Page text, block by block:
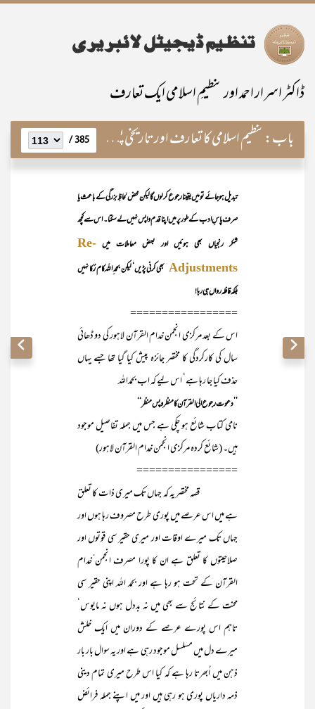
ڈاکٹر اسرار احمد اور تنظیمِ اسلامی ایک تعارف
باب:تنظیم اسلامی کا تعارف اور تاریخی پس منظر 385 /
تبدیل ہو جائے تو میں یقینا رجوع کر لوں گا لیکن محض لحاظِ بزرگی کے باعث یا
صرف پاسِ ادب کے طور پر میں اپنا قدم واپس نہیں لے سکتا۔ اس سے کچھ
شکر رنجیاں بھی ہوئیں اور بعض معاملات میں Re-
Adjustments بھی کرنی پڑیں‘ لیکن بحمد ِاللہ کام رُکا نہیں
بلکہ قافلہ رواں ہی رہا!
=================
اس کے بعد مرکزی انجمن خدام القرآن لاہور کی دو ڈھائی
سال کی کارکردگی کا مختصر جائزہ پیش کیا گیا تھا جسے یہاں
حذف کیا جا رہا ہے‘ اس لیے کہ اب بحمداللہ
’’دعوت رجوع الی القرآن کا منظر و پس منظر‘‘
نامی کتاب شائع ہو چکی ہے جس میں جملہ تفاصیل موجود
ہیں۔ (شائع کردہ مرکزی انجمن خدام القرآن لاہور)
================
قصہ مختصر یہ کہ جہاں تک میری ذات کا تعلق
ہے میں اس عرصے میں پوری طرح مصروف رہا ہوں اور
جہاں تک میرے اوقات اور میری حقیر سی قوتوں اور
صلاحیتوں کا تعلق ہے ان کا پورا مصرف انجمن ّخدام
القرآن کے تحت ہو رہا ہے اور بحمد اللہ اپنی حقیر سی
محنت کے نتائج سے بھی میں نہ بددل ہوں نہ مایوس‘
تاہم اس پورے عرصے کے دوران میں ایک خلش
میرے دل میں مسلسل موجود رہی ہے اور یہ سوال بار بار
ذہن میں اُبھرتا رہا ہے کہ کیا اس طرح میری تمام دینی
ذمہ داریاں پوری ہو رہی ہیں اور میں اپنے جملہ فرائض